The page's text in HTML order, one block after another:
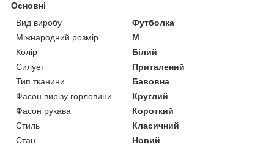
Основні
Вид виробу
Футболка
Міжнародний розмір
M
Колір
Білий
Силует
Приталений
Тип тканини
Бавовна
Фасон вирізу горловини
Круглий
Фасон рукава
Короткий
Стиль
Класичний
Стан
Новий